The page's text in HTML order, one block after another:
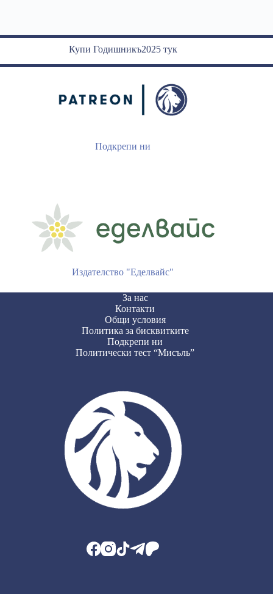
Купи Годишникъ2025 тук
Подкрепи ни
Издателство "Еделвайс"
За нас
Контакти
Общи условия
Политика за бисквитките
Подкрепи ни
Политически тест “Мисъль”